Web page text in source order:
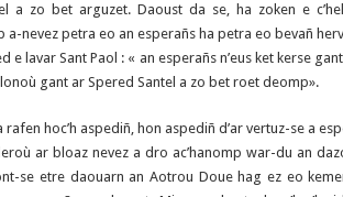
a zo bet arguzet. Daoust da se, ha zoken e
a-nevez petra eo an esperañs ha petra eo bevañ
e lavar Sant Paol : « an esperañs n’eus ket kerse
gant ar Spered Santel a zo bet roet deomp».
rafen hoc’h aspediñ, hon aspediñ d’ar vertuz-se a
ar bloaz nevez a dro ac’hanomp war-du an
se etre daouarn an Aotrou Doue hag ez eo